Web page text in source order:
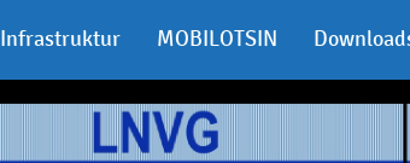
Infrastruktur MOBILOTSIN